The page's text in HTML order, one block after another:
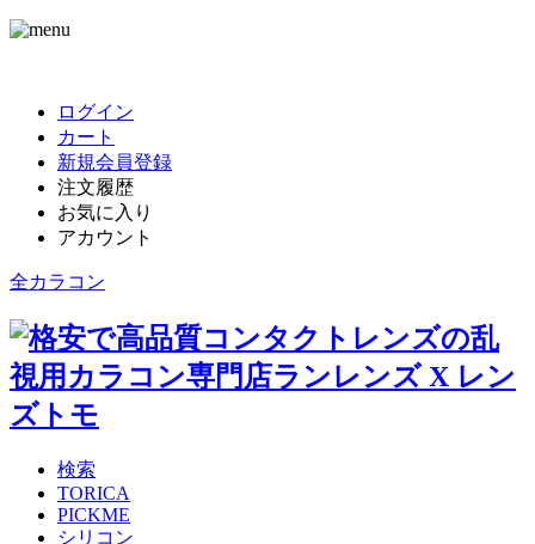
ログイン
カート
新規会員登録
注文履歴
お気に入り
アカウント
全カラコン
検索
TORICA
PICKME
シリコン